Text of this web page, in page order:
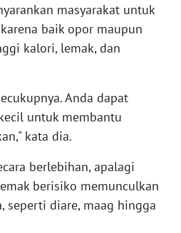
masyarakat untuk
baik opor maupun
kalori, lemak, dan
Anda dapat
untuk membantu
kata dia.
berlebihan, apalagi
berisiko memunculkan
seperti diare, maag hingga